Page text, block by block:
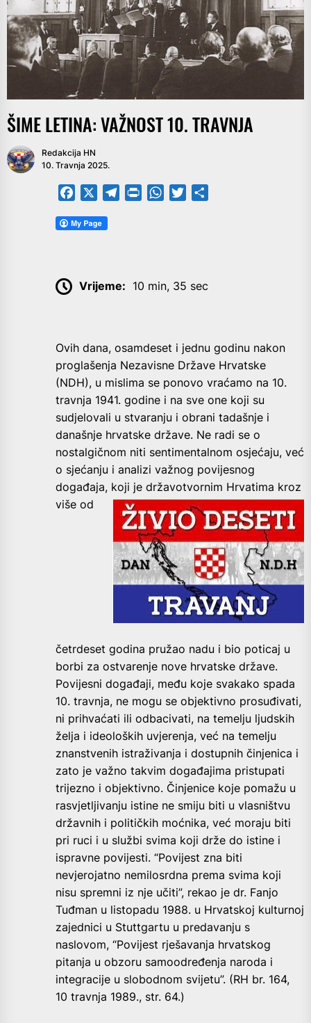
ŠIME LETINA: VAŽNOST 10. TRAVNJA
Redakcija HN
10. Travnja 2025.
Facebook TelegramPrintFriendly
WhatsApp
Twitter
Vrijeme: 10 min, 35 sec
Ovih dana, osamdeset i jednu godinu nakon
proglašenja Nezavisne Države Hrvatske
(NDH), u mislima se ponovo vraćamo na 10.
travnja 1941. godine i na sve one koji su
sudjelovali u stvaranju i obrani tadašnje i
današnje hrvatske države. Ne radi se o
nostalgičnom niti sentimentalnom osjećaju, već
o sjećanju i analizi važnog povijesnog
događaja, koji je državotvornim Hrvatima kroz
više od
četrdeset godina pružao nadu i bio poticaj u
borbi za ostvarenje nove hrvatske države.
Povijesni događaji, među koje svakako spada
10. travnja, ne mogu se objektivno prosuđivati,
ni prihvaćati ili odbacivati, na temelju ljudskih
želja i ideoloških uvjerenja, već na temelju
znanstvenih istraživanja i dostupnih činjenica i
zato je važno takvim događajima pristupati
trijezno i objektivno. Činjenice koje pomažu u
rasvjetljivanju istine ne smiju biti u vlasništvu
državnih i političkih moćnika, već moraju biti
pri ruci i u službi svima koji drže do istine i
ispravne povijesti. “Povijest zna biti
nevjerojatno nemilosrdna prema svima koji
nisu spremni iz nje učiti”, rekao je dr. Fanjo
Tuđman u listopadu 1988. u Hrvatskoj kulturnoj
zajednici u Stuttgartu u predavanju s
naslovom, “Povijest rješavanja hrvatskog
pitanja u obzoru samoodređenja naroda i
integracije u slobodnom svijetu”. (RH br. 164,
10 travnja 1989., str. 64.)